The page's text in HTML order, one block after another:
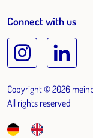
Connect with us
Copyright © 2026
All rights reserved